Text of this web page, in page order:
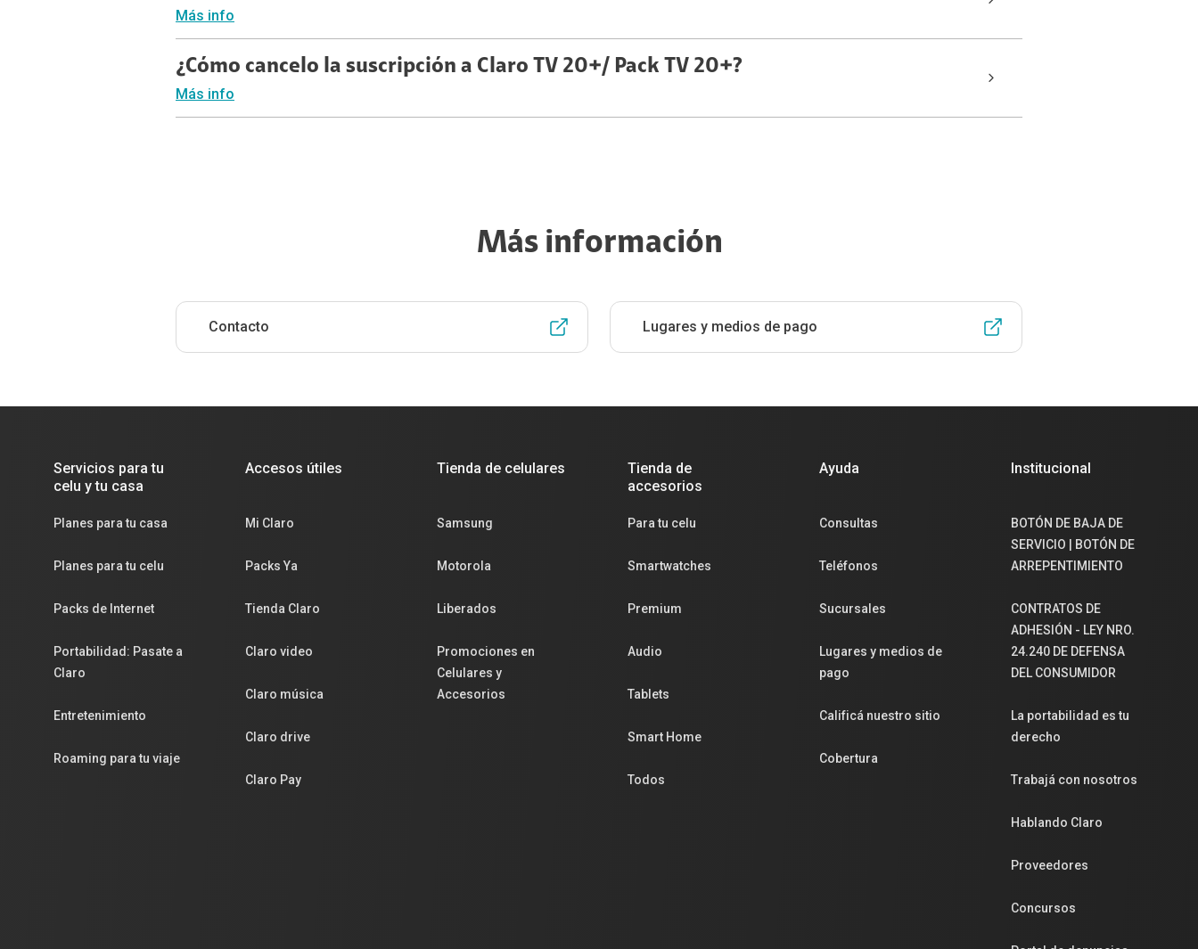
Más info
¿Cómo cancelo la suscripción a Claro TV 20+/ Pack TV 20+?
Más info
Más información
Contacto Lugares y medios de pago
Servicios para tu
celu y tu casa
Planes para tu casa
Planes para tu celu
Packs de Internet
Portabilidad: Pasate a
Claro
Entretenimiento
Roaming para tu viaje
Accesos útiles
Mi Claro
Packs Ya
Tienda Claro
Claro video
Claro música
Claro drive
Claro Pay
Tienda de celulares
Samsung
Motorola
Liberados
Promociones en
Celulares y
Accesorios
Tienda de
accesorios
Para tu celu
Smartwatches
Premium
Audio
Tablets
Smart Home
Todos
Ayuda
Consultas
Teléfonos
Sucursales
Lugares y medios de
pago
Calificá nuestro sitio
Cobertura
Institucional
BOTÓN DE BAJA DE
SERVICIO | BOTÓN DE
ARREPENTIMIENTO
CONTRATOS DE
ADHESIÓN - LEY NRO.
24.240 DE DEFENSA
DEL CONSUMIDOR
La portabilidad es tu
derecho
Trabajá con nosotros
Hablando Claro
Proveedores
Concursos